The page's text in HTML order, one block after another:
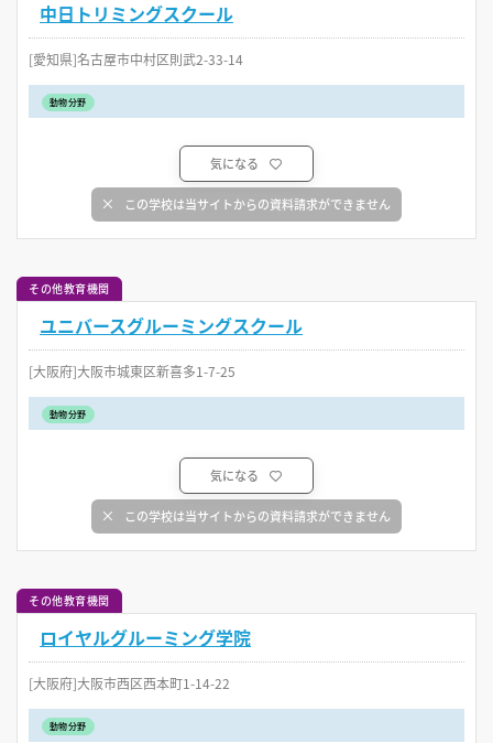
中日トリミングスクール
[愛知県]名古屋市中村区則武2-33-14
動物分野
気になる
この学校は当サイトからの資料請求ができません
その他教育機関
ユニバースグルーミングスクール
[大阪府]大阪市城東区新喜多1-7-25
動物分野
気になる
この学校は当サイトからの資料請求ができません
その他教育機関
ロイヤルグルーミング学院
[大阪府]大阪市西区西本町1-14-22
動物分野